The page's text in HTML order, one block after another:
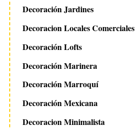
Decoración Jardines
Decoracion Locales Comerciales
Decoración Lofts
Decoración Marinera
Decoración Marroquí
Decoración Mexicana
Decoracion Minimalista